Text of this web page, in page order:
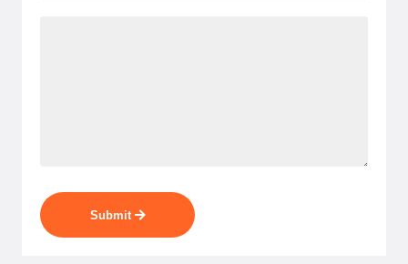
Submit